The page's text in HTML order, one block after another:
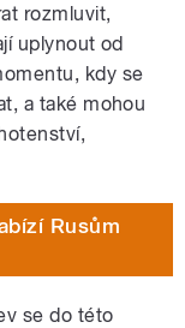
rozmluvit,
uplynout od
kdy se
a také mohou
Rusům
se do této